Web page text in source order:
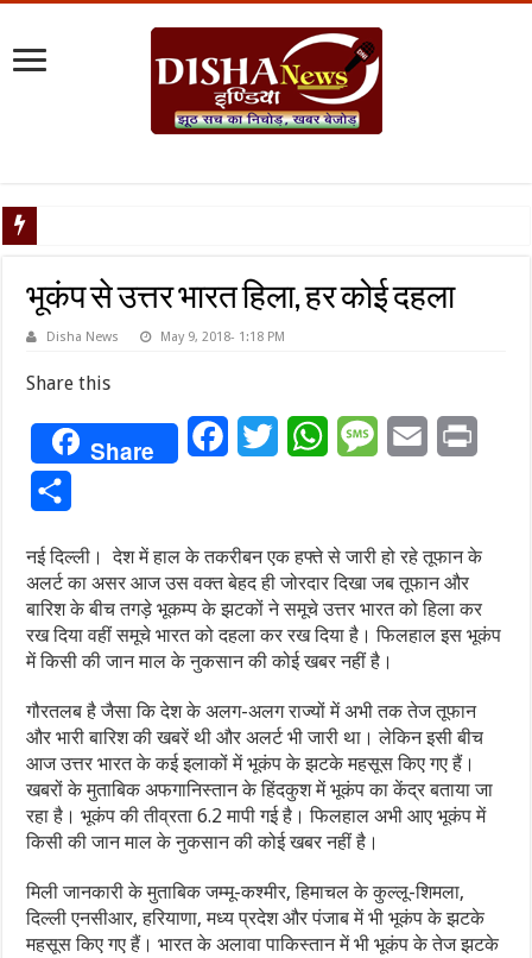
भूकंप से उत्तर भारत हिला, हर कोई दहला
Disha News May 9, 2018- 1:18 PM
Share this
Share FacebookTwitterWhatsAppMessageEmail
नई दिल्ली। देश में हाल के तकरीबन एक हफ्ते से जारी हो रहे तूफान के
अलर्ट का असर आज उस वक्त बेहद ही जोरदार दिखा जब तूफान और
बारिश के बीच तगड़े भूकम्प के झटकों ने समूचे उत्तर भारत को हिला कर
रख दिया वहीं समूचे भारत को दहला कर रख दिया है। फिलहाल इस भूकंप
में किसी की जान माल के नुकसान की कोई खबर नहीं है।
गौरतलब है जैसा कि देश के अलग-अलग राज्यों में अभी तक तेज तूफान
और भारी बारिश की खबरें थी और अलर्ट भी जारी था। लेकिन इसी बीच
आज उत्तर भारत के कई इलाकों में भूकंप के झटके महसूस किए गए हैं।
खबरों के मुताबिक अफगानिस्तान के हिंदकुश में भूकंप का केंद्र बताया जा
रहा है। भूकंप की तीव्रता 6.2 मापी गई है। फिलहाल अभी आए भूकंप में
किसी की जान माल के नुकसान की कोई खबर नहीं है।
मिली जानकारी के मुताबिक जम्मू-कश्मीर, हिमाचल के कुल्लू-शिमला,
दिल्ली एनसीआर, हरियाणा, मध्य प्रदेश और पंजाब में भी भूकंप के झटके
महसूस किए गए हैं। भारत के अलावा पाकिस्तान में भी भूकंप के तेज झटके